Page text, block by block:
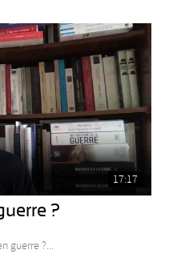
17:17
?
guerre ?...